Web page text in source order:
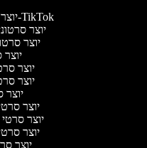
יוצר סרטונים ל-TikTok
יוצר
יוצר
יוצר
יוצר
יוצר
יוצר
יוצר
יוצר סרטי
יוצר
יוצר